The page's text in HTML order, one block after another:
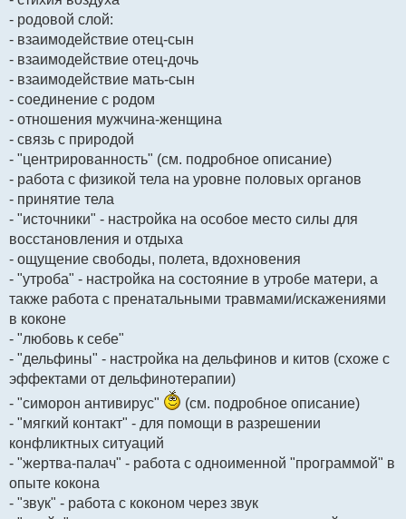
- родовой слой:
- взаимодействие отец-сын
- взаимодействие отец-дочь
- взаимодействие мать-сын
- соединение с родом
- отношения мужчина-женщина
- связь с природой
- "центрированность" (см. подробное описание)
- работа с физикой тела на уровне половых органов
- принятие тела
- "источники" - настройка на особое место силы для
восстановления и отдыха
- ощущение свободы, полета, вдохновения
- "утроба" - настройка на состояние в утробе матери, а
также работа с пренатальными травмами/искажениями
в коконе
- "любовь к себе"
- "дельфины" - настройка на дельфинов и китов (схоже с
эффектами от дельфинотерапии)
- "симорон антивирус"
(см. подробное описание)
- "мягкий контакт" - для помощи в разрешении
конфликтных ситуаций
- "жертва-палач" - работа с одноименной "программой" в
опыте кокона
- "звук" - работа с коконом через звук